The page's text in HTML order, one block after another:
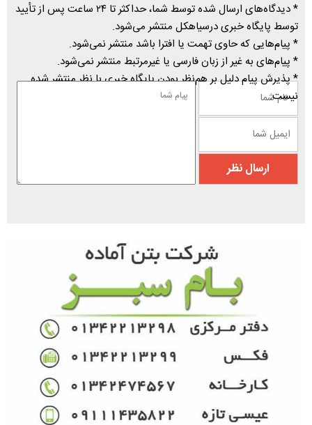
* دیدگاه‌های ارسال شده توسط شما، حداکثر تا ۲۴ ساعت پس از تأیید
توسط پایگاه خبری درسیاهکل منتشر می‌شود.
* پیام‌هایی که حاوی تهمت یا افترا باشد منتشر نمی‌شود.
* پیام‌های به غیر از زبان فارسی یا غیرمرتبط منتشر نمی‌شود.
* پذیرش پیام دلیل بر هم‌نظر بودن پایگاه خبری با نظر منتشر شده
نیست.